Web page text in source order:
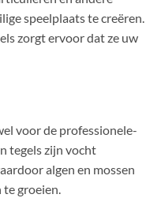
speelplaats te creëren.
zorgt ervoor dat ze uw
voor de professionele-
tegels zijn vocht
algen en mossen
te groeien.